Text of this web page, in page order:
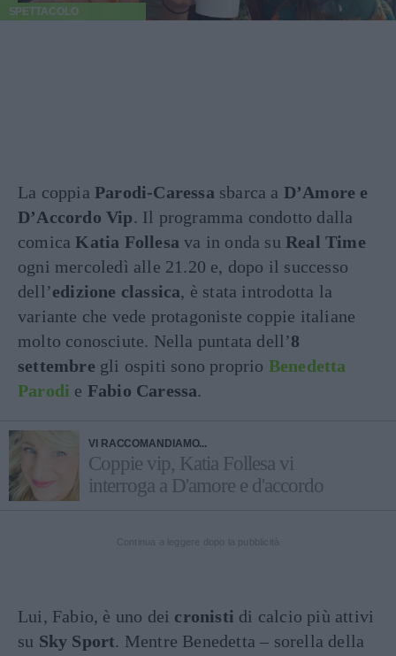
SPETTACOLO
La coppia Parodi-Caressa sbarca a D’Amore e
D’Accordo Vip. Il programma condotto dalla
comicaKatia Follesa va in onda suReal Time
ogni mercoledì alle 21.20 e, dopo il successo
dell’edizione classica, è stata introdotta la
variante che vede protagoniste coppie italiane
molto conosciute. Nella puntata dell’8
settembre gli ospiti sono proprio Benedetta
Parodi e Fabio Caressa.
VI RACCOMANDIAMO...
Coppie vip, Katia Follesa vi
interroga a D'amore e d'accordo
Lui, Fabio, è uno dei cronisti di calcio più attivi
su Sky Sport. Mentre Benedetta – sorella della